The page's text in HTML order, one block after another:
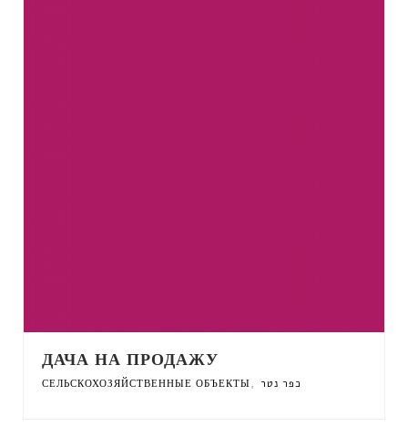
ДАЧА НА ПРОДАЖУ
СЕЛЬСКОХОЗЯЙСТВЕННЫЕ ОБЪЕКТЫ, כפר נטר